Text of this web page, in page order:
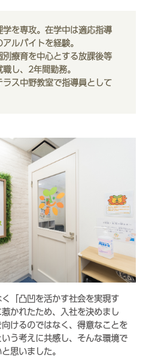
を専攻。在学中は適応指導
ルバイトを経験。
療育を中心とする放課後等
し、2年間勤務。
ス中野教室で指導員として
「凸凹を活かす社会を実現す
かれたため、入社を決めまし
けるのではなく、得意なことを
う考えに共感し、そんな環境で
思いました。